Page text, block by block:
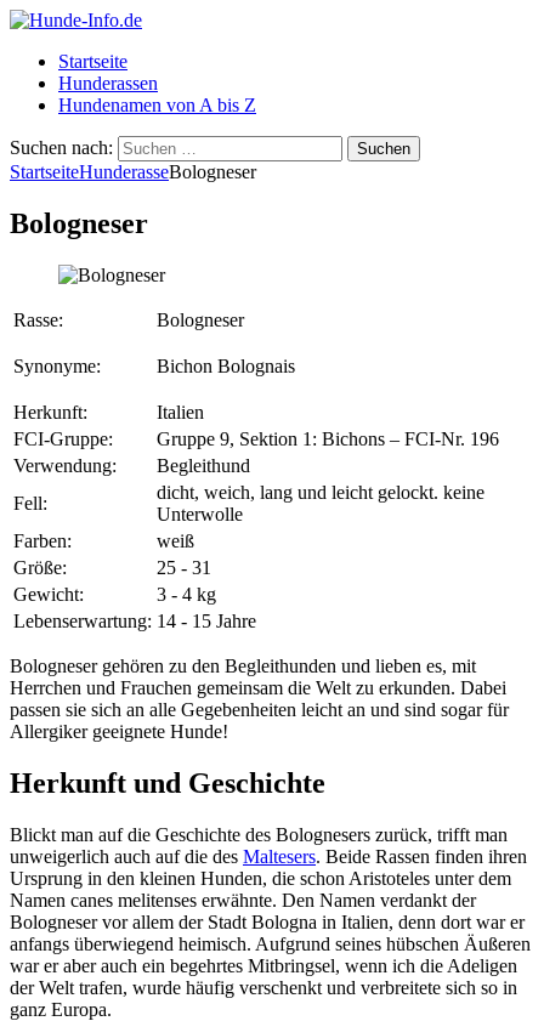
Startseite
Hunderassen
Hundenamen von A bis Z
Suchen nach:
StartseiteHunderasseBologneser
Bologneser
Rasse: Bologneser
Synonyme: Bichon Bolognais
Herkunft:
Italien
FCI-Gruppe:
Gruppe 9, Sektion 1: Bichons – FCI-Nr. 196
Verwendung:
Begleithund
Fell:
dicht, weich, lang und leicht gelockt. keine
Unterwolle
Farben:
weiß
Größe:
25 - 31
Gewicht:
3 - 4 kg
Lebenserwartung: 14 - 15 Jahre
Bologneser gehören zu den Begleithunden und lieben es, mit
Herrchen und Frauchen gemeinsam die Welt zu erkunden. Dabei
passen sie sich an alle Gegebenheiten leicht an und sind sogar für
Allergiker geeignete Hunde!
Herkunft und Geschichte
Blickt man auf die Geschichte des Bolognesers zurück, trifft man
unweigerlich auch auf die des Maltesers. Beide Rassen finden ihren
Ursprung in den kleinen Hunden, die schon Aristoteles unter dem
Namen canes melitenses erwähnte. Den Namen verdankt der
Bologneser vor allem der Stadt Bologna in Italien, denn dort war er
anfangs überwiegend heimisch. Aufgrund seines hübschen Äußeren
war er aber auch ein begehrtes Mitbringsel, wenn ich die Adeligen
der Welt trafen, wurde häufig verschenkt und verbreitete sich so in
ganz Europa.